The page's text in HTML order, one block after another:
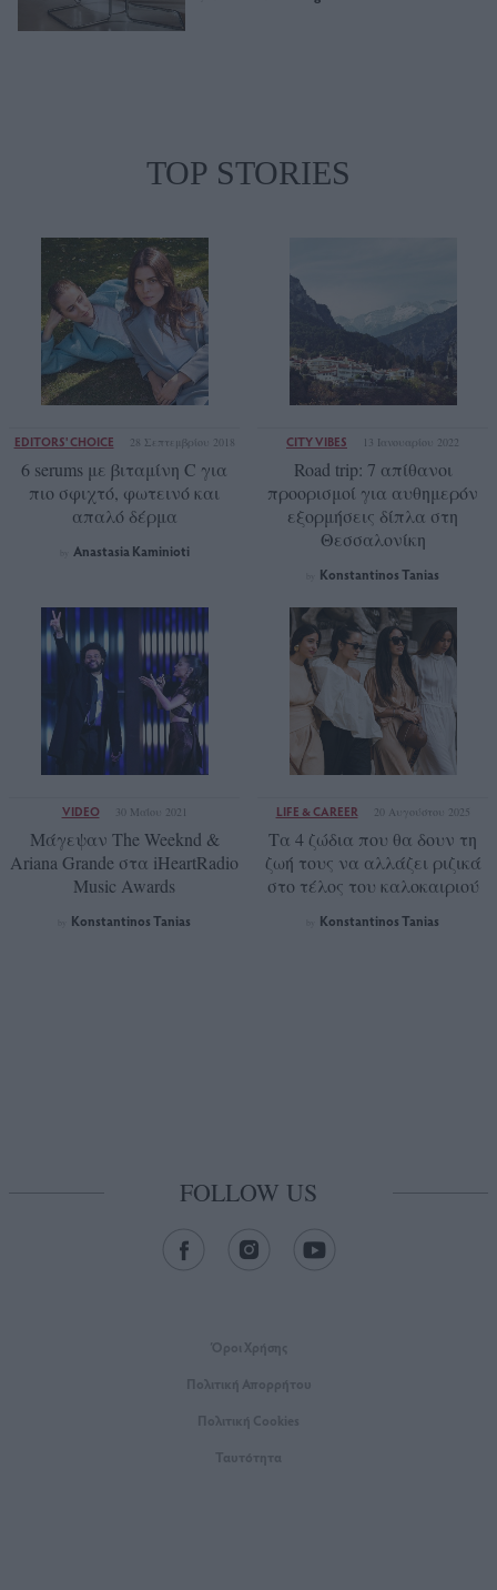
TOP STORIES
EDITORS' CHOICE 28 Σεπτεμβρίου 2018
6 serums με βιταμίνη C για
πιο σφιχτό, φωτεινό και
απαλό δέρμα
Anastasia Kaminioti
CITY VIBES 13 Ιανουαρίου 2022
Road trip: 7 απίθανοι
προορισμοί για αυθημερόν
εξορμήσεις δίπλα στη
Θεσσαλονίκη
Konstantinos Tanias
VIDEO 30 Μαΐου 2021
Μάγεψαν The Weeknd &
Ariana Grande στα iHeartRadio
Music Awards
Konstantinos Tanias
LIFE & CAREER 20 Αυγούστου 2025
Τα 4 ζώδια που θα δουν τη
ζωή τους να αλλάζει ριζικά
στο τέλος του καλοκαιριού
Konstantinos Tanias
FOLLOW US
Όροι Xρήσης
Πολιτική Απορρήτου
Πολιτική Cookies
Ταυτότητα